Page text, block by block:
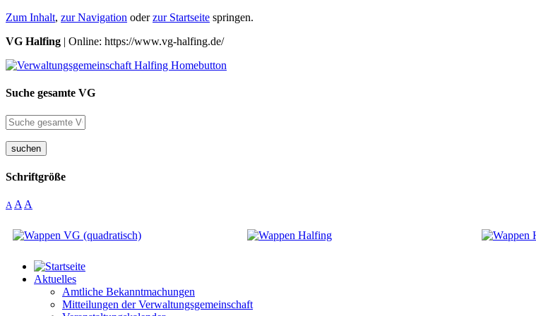
Zum Inhalt, zur Navigation oderzur Startseite springen.
VG Halfing | Online: https://www.vg-halfing.de/
Suche gesamte VG
suchen
Schriftgröße
A A A
Aktuelles
Amtliche Bekanntmachungen
Mitteilungen der Verwaltungsgemeinschaft